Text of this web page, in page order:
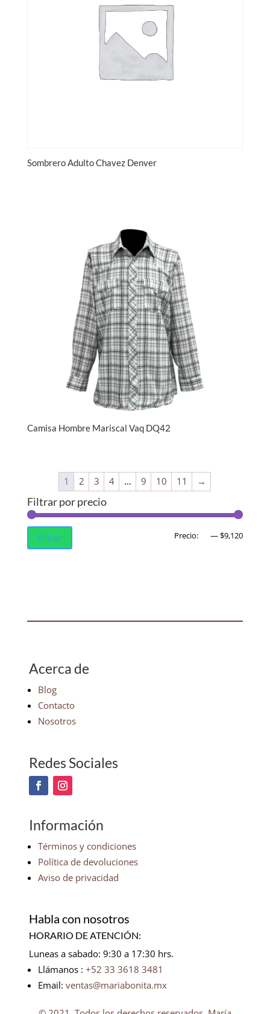
Sombrero Adulto Chavez Denver
Camisa Hombre Mariscal Vaq DQ42
1 2 3 4 … 9 10 11 →
Filtrar por precio
Precio
Precio
Filtrar Precio: —$9,120
Acerca de
Blog
Contacto
Nosotros
Redes Sociales
Información
Términos y condiciones
Política de devoluciones
Aviso de privacidad
Habla con nosotros
HORARIO DE ATENCIÓN:
Luneas a sabado: 9:30 a 17:30 hrs.
Llámanos : +52 33 3618 3481
Email: ventas@mariabonita.mx